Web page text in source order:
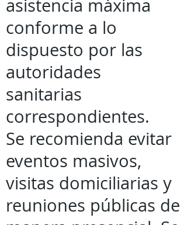
asistencia máxima
conforme a lo
dispuesto por las
autoridades
sanitarias
correspondientes.
Se recomienda evitar
eventos masivos,
visitas domiciliarias y
reuniones públicas de